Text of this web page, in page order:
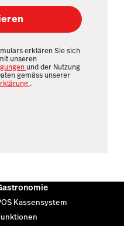
erklären Sie sich
unseren
und der Nutzung
gemäss unserer
.
Kassensystem